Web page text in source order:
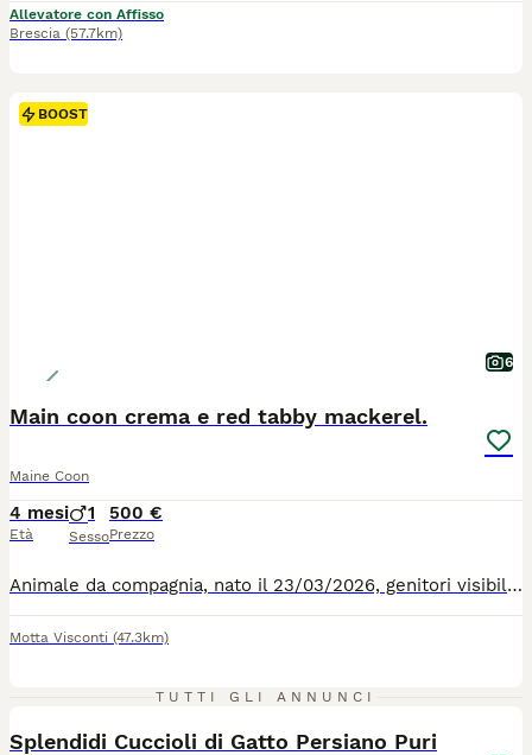
Allevatore con Affisso
Brescia (57.7km)
BOOST
6
Main coon crema e red tabby mackerel.
Maine Coon
4 mesi
Età
1
Sesso
500 €
Prezzo
Animale da compagnia, nato il 23/03/2026, genitori visibili, genitori entrambi sani, cardiografia esenti FIV e Felv, entrambi, hanno tutte le vaccinazioni e sono sotto controllo mensile veterinario, il maschio red tabby ha il pedigree, la madre non è stata iscritta, colore silver, uguale alla gatta della pubblicita della Purina. cucciolata di 5 micini, Ron e un crema e red tabby mackerel, è stato il primo a mangiare cibo solido e croccantini dopo 1 mese e 10 gg., usa la lettiera e copre, carattere docile e socievole e si è dimostrato il più intelligente della cucciolata.
Motta Visconti (47.3km)
TUTTI GLI ANNUNCI
Splendidi Cuccioli di Gatto Persiano Puri